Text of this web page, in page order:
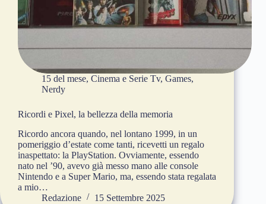
15 del mese, Cinema e Serie Tv, Games,
Nerdy
Ricordi e Pixel, la bellezza della memoria
Ricordo ancora quando, nel lontano 1999, in un
pomeriggio d’estate come tanti, ricevetti un regalo
inaspettato: la PlayStation. Ovviamente, essendo
nato nel ’90, avevo già messo mano alle console
Nintendo e a Super Mario, ma, essendo stata regalata
a mio…
Redazione
15 Settembre 2025